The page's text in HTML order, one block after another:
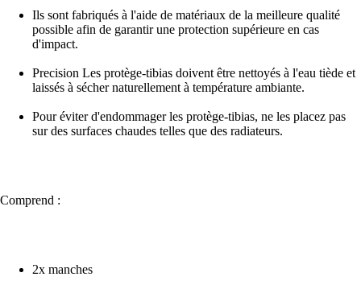
Ils sont fabriqués à l'aide de matériaux de la meilleure qualité
possible afin de garantir une protection supérieure en cas
d'impact.
Precision Les protège-tibias doivent être nettoyés à l'eau tiède et
laissés à sécher naturellement à température ambiante.
Pour éviter d'endommager les protège-tibias, ne les placez pas
sur des surfaces chaudes telles que des radiateurs.
Comprend :
2x manches